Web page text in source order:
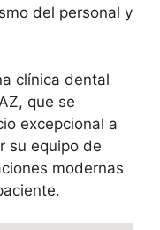
del personal y
clínica dental
que se
excepcional a
su equipo de
modernas